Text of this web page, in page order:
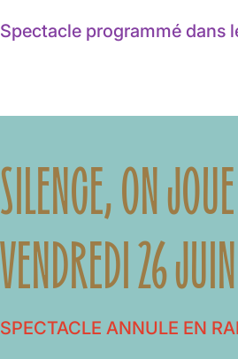
Spectacle programmé dans
SILENCE, ON
VENDREDI 26
SPECTACLE ANNULE EN